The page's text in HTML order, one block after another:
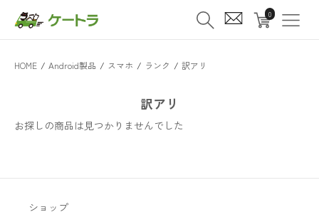
0
HOME / Android製品 / スマホ / ランク / 訳アリ
訳アリ
お探しの商品は見つかりませんでした
ショップ